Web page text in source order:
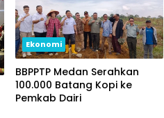
Ekonomi
BBPPTP Medan Serahkan
100.000 Batang Kopi ke
Pemkab Dairi